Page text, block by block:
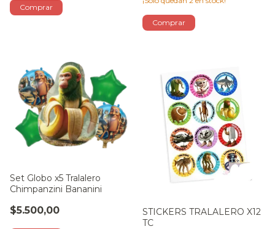
Set Globo x5 Tralalero
Chimpanzini Bananini
$5.500,00
STICKERS TRALALERO X12
TC